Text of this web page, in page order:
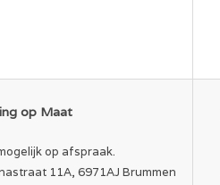
op Maat
op afspraak.
11A, 6971AJ Brummen